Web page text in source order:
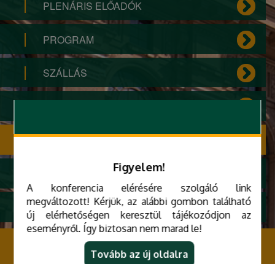
PLENÁRIS ELŐADÓK
PROGRAM
SZÁLLÁS
SZERVEZŐBIZOTTSÁG
ADATKEZELÉSI TÁJÉKOZTATÓ
MIDK 2025
Figyelem!
A konferencia elérésére szolgáló link
megváltozott! Kérjük, az alábbi gombon található
új elérhetőségen keresztül tájékozódjon az
eseményről. Így biztosan nem marad le!
Tovább az új oldalra